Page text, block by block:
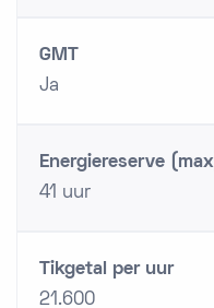
GMT
Ja
Energiereserve (max)
41 uur
Tikgetal per uur
21.600